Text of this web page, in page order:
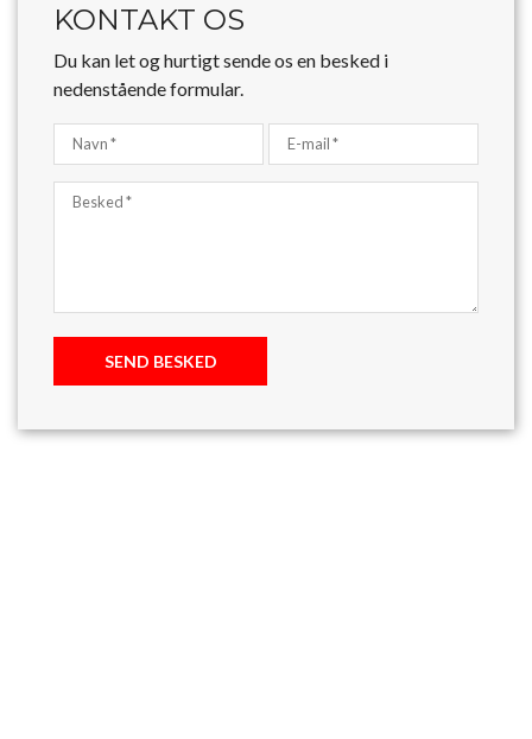
KONTAKT OS
Du kan let og hurtigt sende os en besked i
nedenstående formular.